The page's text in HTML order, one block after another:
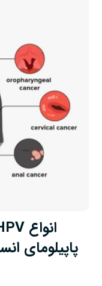
پاپیلومای